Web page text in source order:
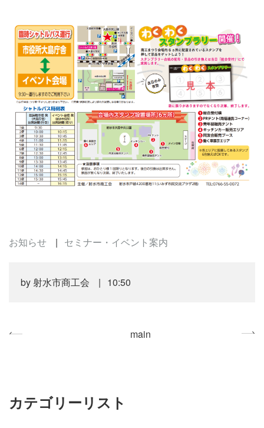
お知らせ セミナー・イベント案内
by 射水市商工会 10:50
« main »
カテゴリーリスト